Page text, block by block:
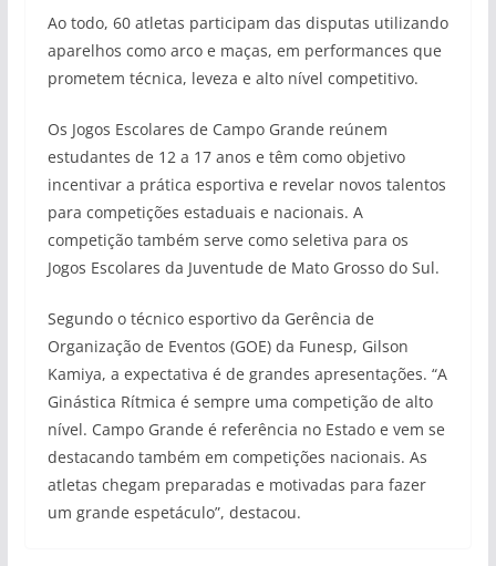
Ao todo, 60 atletas participam das disputas utilizando
aparelhos como arco e maças, em performances que
prometem técnica, leveza e alto nível competitivo.
Os Jogos Escolares de Campo Grande reúnem
estudantes de 12 a 17 anos e têm como objetivo
incentivar a prática esportiva e revelar novos talentos
para competições estaduais e nacionais. A
competição também serve como seletiva para os
Jogos Escolares da Juventude de Mato Grosso do Sul.
Segundo o técnico esportivo da Gerência de
Organização de Eventos (GOE) da Funesp, Gilson
Kamiya, a expectativa é de grandes apresentações. “A
Ginástica Rítmica é sempre uma competição de alto
nível. Campo Grande é referência no Estado e vem se
destacando também em competições nacionais. As
atletas chegam preparadas e motivadas para fazer
um grande espetáculo”, destacou.